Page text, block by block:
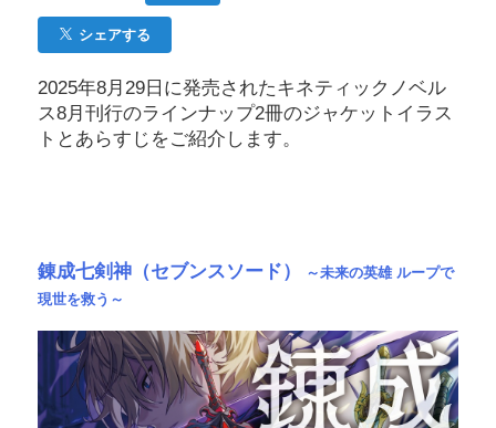
シェアする
2025年8月29日に発売されたキネティックノベル
ス8月刊行のラインナップ2冊のジャケットイラス
トとあらすじをご紹介します。
錬成七剣神（セブンスソード）
～未来の英雄 ループで
現世を救う～